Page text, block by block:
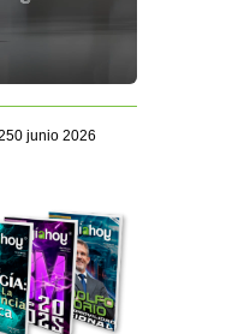
junio 2026